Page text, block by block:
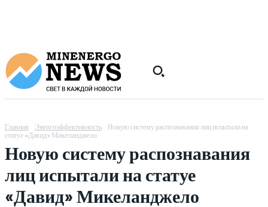
Главная Энергоэффективность
Новую систему распознавания лиц испытали на
статуе «Давид» Микеланджело
Новую систему распознавания
лиц испытали на статуе
«Давид» Микеланджело